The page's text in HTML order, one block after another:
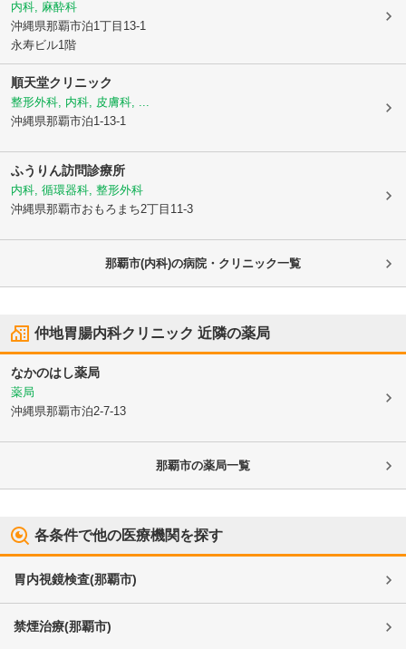
内科, 麻酔科
沖縄県那覇市泊1丁目13-1
永寿ビル1階
順天堂クリニック
整形外科, 内科, 皮膚科, ...
沖縄県那覇市泊1-13-1
ふうりん訪問診療所
内科, 循環器科, 整形外科
沖縄県那覇市おもろまち2丁目11-3
那覇市(内科)の病院・クリニック一覧
仲地胃腸内科クリニック 近隣の薬局
なかのはし薬局
薬局
沖縄県那覇市泊2-7-13
那覇市の薬局一覧
各条件で他の医療機関を探す
胃内視鏡検査(那覇市)
禁煙治療(那覇市)